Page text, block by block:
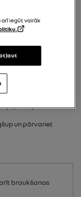
un pārvariet
braukšanas
iegūt vairāk